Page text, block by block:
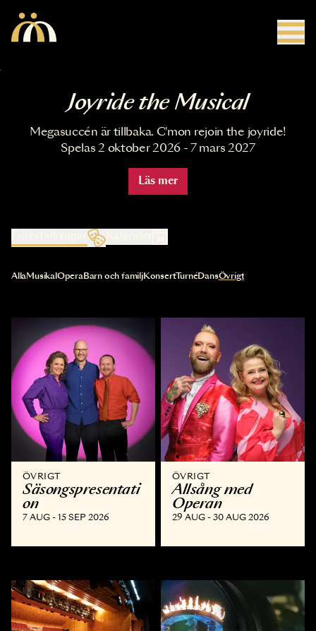
Joyride the Musical
Megasuccén är tillbaka. C'mon rejoin the joyride!
Spelas 2 oktober 2026 - 7 mars 2027
Läs mer
Kalender
Val av kategori uppdaterar innehållet automatiskt
AllaMusikal OperaBarn och familjKonsertTurnéDansÖvrigt
ÖVRIGT
Säsongspresentati
on
7 AUG - 15 SEP 2026
ÖVRIGT
Allsång med
Operan
29 AUG - 30 AUG 2026